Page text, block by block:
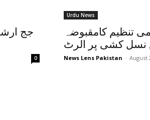
جج
0
Urdu News
تنظیم کامقبوضہ
نسل کشی پر الرٹ
News Lens Pakistan - August